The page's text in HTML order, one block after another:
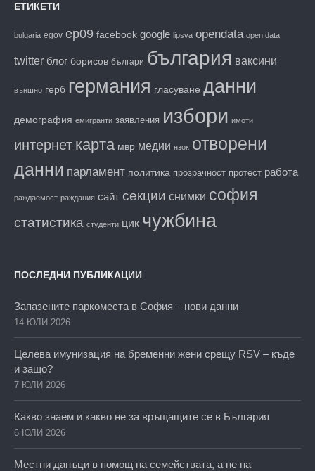
ЕТИКЕТИ
bulgaria egov ep09 facebook google lipsva opendata open data
twitter блог борисов българи българия ваксини
външно герб германия гласуване данни
демография емигранти заявления избори имоти
интернет карта мвр медии нзок отворени
данни парламент политика прозрачност протест работа
раждаемост раждания сайт секции снимки софия
статистика студенти цик чужбина
ПОСЛЕДНИ ПУБЛИКАЦИИ
Запазените паркоместа в София – нови данни
14 ЮЛИ 2026
Целева имунизация на бременни жени срещу RSV – къде
и защо?
7 ЮЛИ 2026
Какво знаем и какво не за връщащите се в България
6 ЮЛИ 2026
Местни данъци в помощ на семействата, а не на